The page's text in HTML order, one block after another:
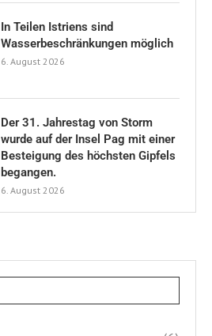
In Teilen Istriens sind
Wasserbeschränkungen möglich
6. August 2026
Der 31. Jahrestag von Storm
wurde auf der Insel Pag mit einer
Besteigung des höchsten Gipfels
begangen.
6. August 2026